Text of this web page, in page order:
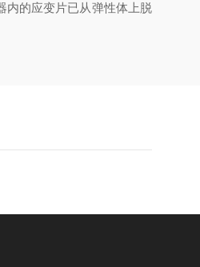
的应变片已从弹性体上脱